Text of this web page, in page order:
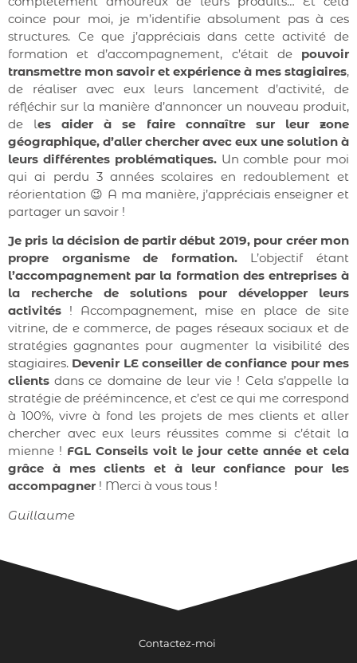
coince pour moi, je m’identifie absolument pas à ces
structures. Ce que j’appréciais dans cette activité de
formation et d’accompagnement, c’était de pouvoir
transmettre mon savoir et expérience à mes stagiaires,
de réaliser avec eux leurs lancement d’activité, de
réfléchir sur la manière d’annoncer un nouveau produit,
de les aider à se faire connaître sur leur zone
géographique, d’aller chercher avec eux une solution à
leurs différentes problématiques.Un comble pour moi
qui ai perdu 3 années scolaires en redoublement et
réorientation 😉 A ma manière, j’appréciais enseigner et
partager un savoir !
Je pris la décision de partir début 2019, pour créer mon
propre organisme de formation.L’objectif étant
l’accompagnement par la formation des entreprises à
la recherche de solutions pour développer leurs
activités ! Accompagnement, mise en place de site
vitrine, de e commerce, de pages réseaux sociaux et de
stratégies gagnantes pour augmenter la visibilité des
stagiaires. Devenir LE conseiller de confiance pour mes
clients dans ce domaine de leur vie ! Cela s’appelle la
stratégie de préémincence, et c’est ce qui me correspond
à 100%, vivre à fond les projets de mes clients et aller
chercher avec eux leurs réussites comme si c’était la
mienne ! FGL Conseils voit le jour cette année et cela
grâce à mes clients et à leur confiance pour les
accompagner ! Merci à vous tous !
Guillaume
Contactez-moi